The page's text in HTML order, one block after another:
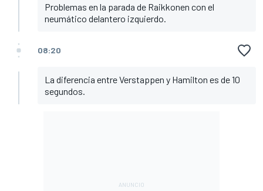
Problemas en la parada de Raikkonen con el
neumático delantero izquierdo.
08:20
La diferencia entre Verstappen y Hamilton es de 10
segundos.